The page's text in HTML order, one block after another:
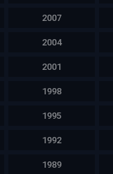
2007
2004
2001
1998
1995
1992
1989